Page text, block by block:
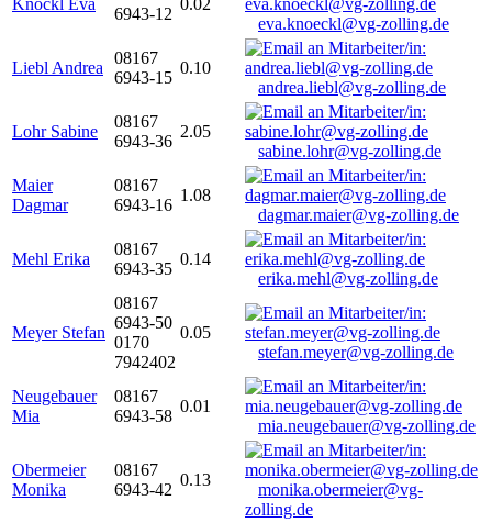
Knöckl Eva
6943-12
0.02
eva.knoeckl@vg-zolling.de
Liebl Andrea
08167
6943-15
0.10
andrea.liebl@vg-zolling.de
Lohr Sabine
08167
6943-36
2.05
sabine.lohr@vg-zolling.de
Maier
Dagmar
08167
6943-16
1.08
dagmar.maier@vg-zolling.de
Mehl Erika
08167
6943-35
0.14
erika.mehl@vg-zolling.de
Meyer Stefan
08167
6943-50
0170
7942402
0.05
stefan.meyer@vg-zolling.de
Neugebauer
Mia
08167
6943-58
0.01
mia.neugebauer@vg-zolling.de
Obermeier
Monika
08167
6943-42
0.13
monika.obermeier@vg-
zolling.de